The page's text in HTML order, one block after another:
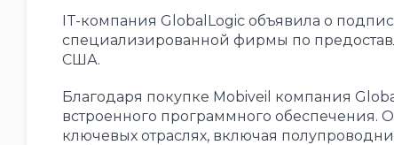
IT-компания GlobalLogic объявила о
специализированной фирмы по
США.
Благодаря покупке Mobiveil компания
встроенного программного обеспечения.
ключевых отраслях, включая